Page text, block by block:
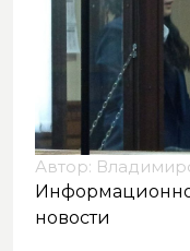
Автор:
новости